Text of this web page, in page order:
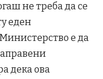
не треба да се
еден
е да
дека ова